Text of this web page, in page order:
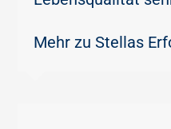
Mehr zu Stellas